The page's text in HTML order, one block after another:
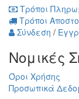
Τρόποι
Τρόποι
Σύνδεση /
Νομικές
Όροι Χρήσης
Προσωπικά